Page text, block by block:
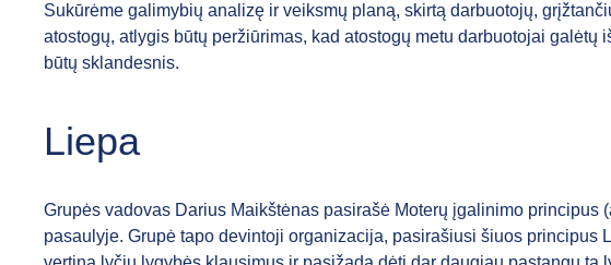
Sukūrėme galimybių analizę ir veiksmų planą, skirtą darbuotojų,
atostogų, atlygis būtų peržiūrimas, kad atostogų metu darbuotojai
būtų sklandesnis.
Liepa
Grupės vadovas Darius Maikštėnas pasirašė Moterų įgalinimo
pasaulyje. Grupė tapo devintoji organizacija, pasirašiusi šiuos